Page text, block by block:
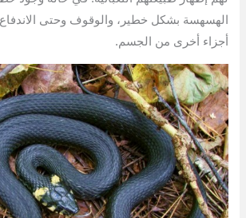
الهسهسة بشكل خطير، والوقوف وحتى
أجزاء أخرى من الجسم.